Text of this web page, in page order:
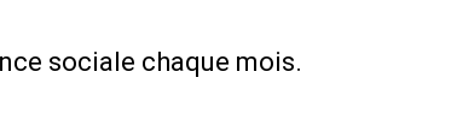
sociale chaque mois.